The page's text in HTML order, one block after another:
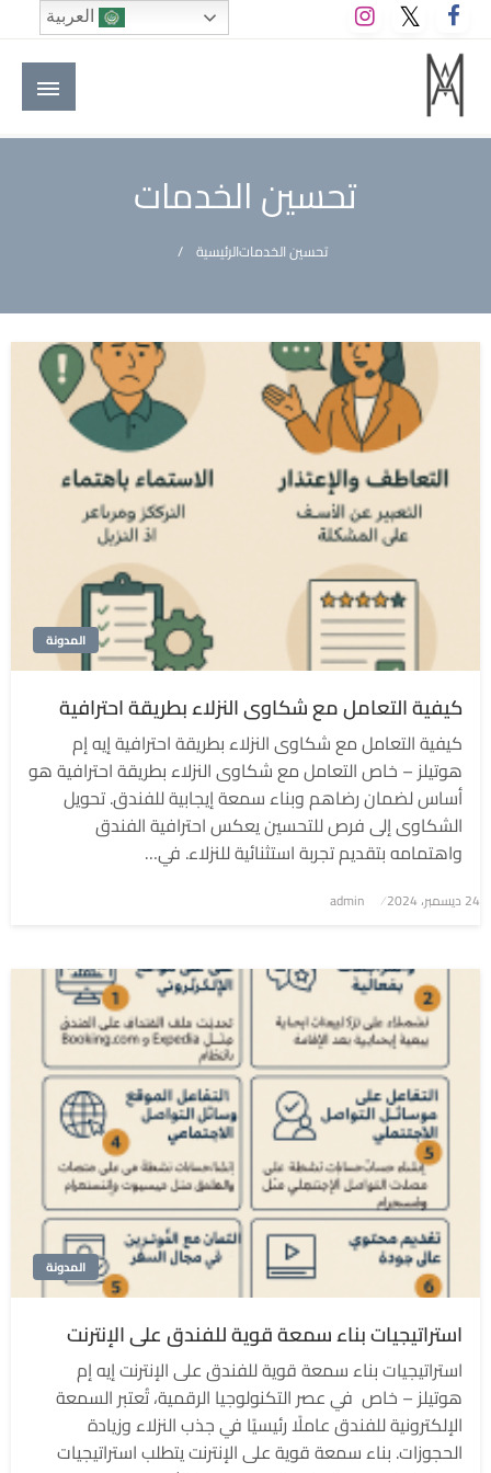
التخطي
إلى
المحتوى
M A hotels | إم ايه هوتيلز
الموقع الأول للعاملين في الفنادق في العالم العربي
تحسين الخدمات
الرئيسيةتحسين الخدمات
المدونة
كيفية التعامل مع شكاوى النزلاء بطريقة احترافية
كيفية التعامل مع شكاوى النزلاء بطريقة احترافية إيه إم
هوتيلز – خاص التعامل مع شكاوى النزلاء بطريقة احترافية هو
أساس لضمان رضاهم وبناء سمعة إيجابية للفندق. تحويل
الشكاوى إلى فرص للتحسين يعكس احترافية الفندق
واهتمامه بتقديم تجربة استثنائية للنزلاء. في…
نُشر
24 ديسمبر، 2024 admin
المدونة
استراتيجيات بناء سمعة قوية للفندق على الإنترنت
استراتيجيات بناء سمعة قوية للفندق على الإنترنت إيه إم
هوتيلز – خاص في عصر التكنولوجيا الرقمية، تُعتبر السمعة
الإلكترونية للفندق عاملًا رئيسيًا في جذب النزلاء وزيادة
الحجوزات. بناء سمعة قوية على الإنترنت يتطلب استراتيجيات
العربية